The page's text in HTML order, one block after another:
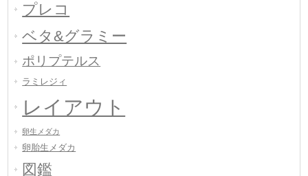
プレコ
ベタ&グラミー
ポリプテルス
ラミレジィ
レイアウト
卵生メダカ
卵胎生メダカ
図鑑